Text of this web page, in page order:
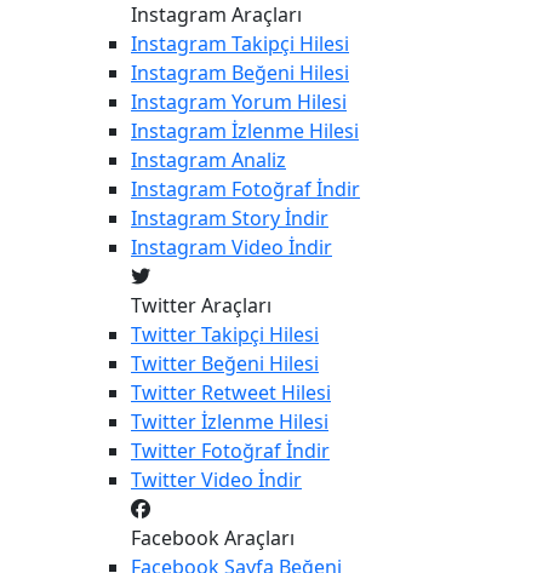
Instagram Araçları
Instagram Takipçi Hilesi
Instagram Beğeni Hilesi
Instagram Yorum Hilesi
Instagram İzlenme Hilesi
Instagram Analiz
Instagram Fotoğraf İndir
Instagram Story İndir
Instagram Video İndir
Twitter Araçları
TwitterTakipçi Hilesi
Twitter Beğeni Hilesi
Twitter Retweet Hilesi
Twitterİzlenme Hilesi
Twitter Fotoğraf İndir
TwitterVideo İndir
Facebook Araçları
FacebookSayfa Beğeni